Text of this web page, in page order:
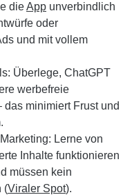
dieApp unverbindlich
oder
und mit vollem
Überlege, ChatGPT
werbefreie
minimiert Frust und
Lerne von
Inhalte funktionieren
müssen kein
(Viraler Spot).